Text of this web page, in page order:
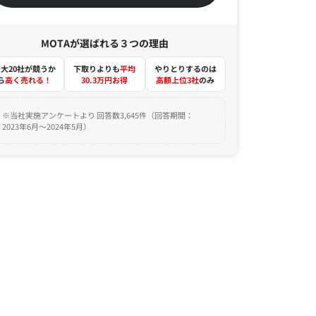
MOTAが選ばれる３つの理由
20社が競うか
高く売れる！
下取りよりも平均
30.3万円お得
やりとりするのは
高額上位3社のみ
※当社実施アンケートより 回答数3,645件（回答期間：
2023年6月～2024年5月）